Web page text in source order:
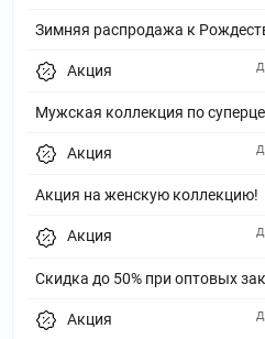
Зимняя распродажа к
Акция
Мужская коллекция по
Акция
Акция на женскую коллекцию!
Акция
Скидка до 50% при оптовых
Акция